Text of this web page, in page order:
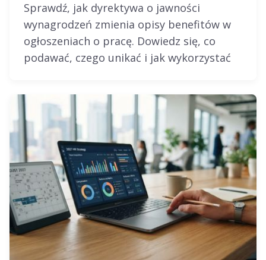
Sprawdź, jak dyrektywa o jawności
wynagrodzeń zmienia opisy benefitów w
ogłoszeniach o pracę. Dowiedz się, co
podawać, czego unikać i jak wykorzystać